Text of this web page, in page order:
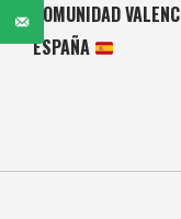
COMUNIDAD
ESPAÑA